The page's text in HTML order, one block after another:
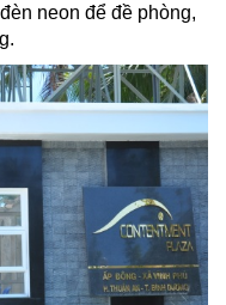
neon để đề phòng,